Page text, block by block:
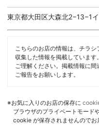
東京都大田区大森北2−13−1
こちらのお店の情報は、チラ
収集した情報を掲載していま
ご理解ください。掲載情報に
ご報告をお願いします。
※お気に入りのお店の保存に
ブラウザのプライベートモード
cookie が保存されませんのでお